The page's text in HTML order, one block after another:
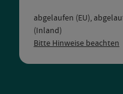
abgelaufen (EU),
(Inland)
Bitte Hinweise beachten